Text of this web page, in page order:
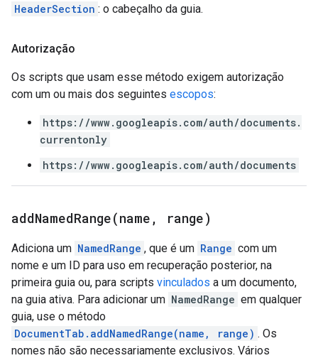
HeaderSection : o cabeçalho da guia.
Autorização
Os scripts que usam esse método exigem autorização
com um ou mais dos seguintes escopos:
https://www.googleapis.com/auth/documents.
currentonly
https://www.googleapis.com/auth/documents
addNamedRange(name , range)
Adiciona um NamedRange , que é um Range com um
nome e um ID para uso em recuperação posterior, na
primeira guia ou, para scripts vinculados a um documento,
na guia ativa. Para adicionar um NamedRange em qualquer
guia, use o método
DocumentTab.addNamedRange(name, range) . Os
nomes não são necessariamente exclusivos. Vários